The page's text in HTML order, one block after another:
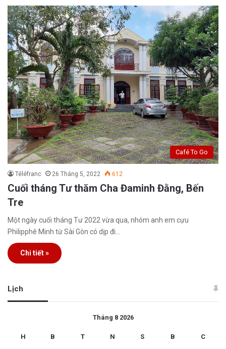
Café To Go
Téléfranc 26 Tháng 5, 2022 612
Cuối tháng Tư thăm Cha Đaminh Đằng, Bến
Tre
Một ngày cuối tháng Tư 2022 vừa qua, nhóm anh em cựu
Philipphê Minh từ Sài Gòn có dịp đi…
Chi tiết »
Lịch
Tháng 8 2026
H B T N S B C